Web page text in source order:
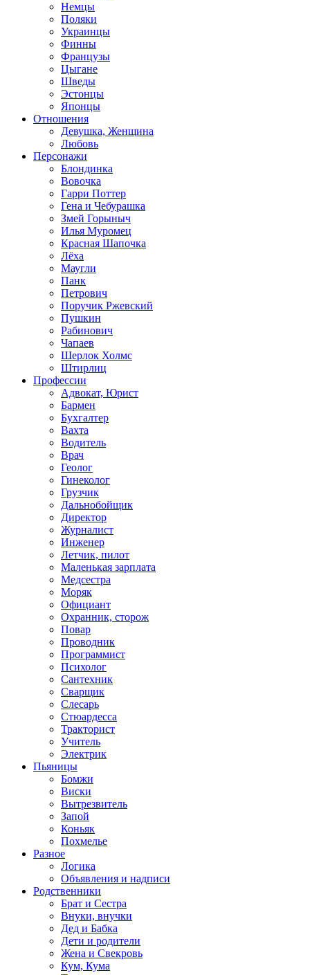
Немцы
Поляки
Украинцы
Финны
Французы
Цыгане
Шведы
Эстонцы
Японцы
Отношения
Девушка, Женщина
Любовь
Персонажи
Блондинка
Вовочка
Гарри Поттер
Гена и Чебурашка
Змей Горыныч
Илья Муромец
Красная Шапочка
Лёха
Маугли
Панк
Петрович
Поручик Ржевский
Пушкин
Рабинович
Чапаев
Шерлок Холмс
Штирлиц
Профессии
Адвокат, Юрист
Бармен
Бухгалтер
Вахта
Водитель
Врач
Геолог
Гинеколог
Грузчик
Дальнобойщик
Директор
Журналист
Инженер
Летчик, пилот
Маленькая зарплата
Медсестра
Моряк
Официант
Охранник, сторож
Повар
Проводник
Программист
Психолог
Сантехник
Сварщик
Слесарь
Стюардесса
Тракторист
Учитель
Электрик
Пьяницы
Бомжи
Виски
Вытрезвитель
Запой
Коньяк
Похмелье
Разное
Логика
Объявления и надписи
Родственники
Брат и Сестра
Внуки, внучки
Дед и Бабка
Дети и родители
Жена и Свекровь
Кум, Кума